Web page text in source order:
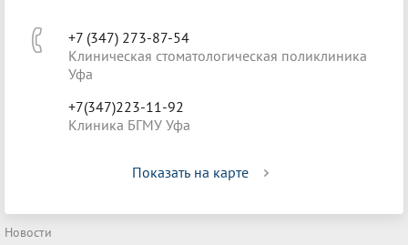
+7 (347) 273-87-54
Клиническая стоматологическая поликлиника
Уфа
+7(347)223-11-92
Клиника БГМУ Уфа
Показать на карте
Новости